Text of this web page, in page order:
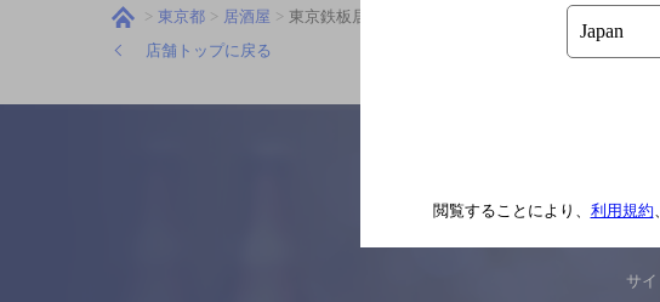
東京都 居酒屋
東京鉄板居酒屋こだま
店舗トップに戻る
サ
閲覧することにより、 利用規約